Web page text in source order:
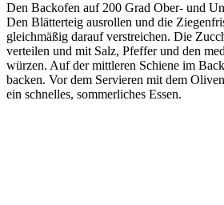
Den Backofen auf 200 Grad Ober- und
Den Blätterteig ausrollen und die
gleichmäßig darauf verstreichen. Die
verteilen und mit Salz, Pfeffer und den
würzen. Auf der mittleren Schiene im
backen. Vor dem Servieren mit dem
ein schnelles, sommerliches Essen.